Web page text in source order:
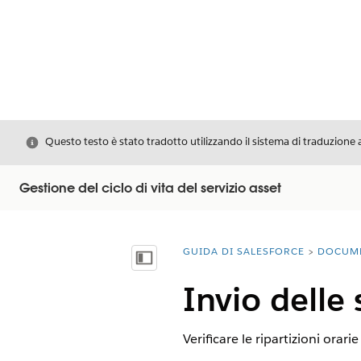
Chiudi
Questo testo è stato tradotto utilizzando il sistema di
Gestione del ciclo di vita del servizio asset
Mostra sommario
Ti trovi qui:
GUIDA DI SALESFORCE
Invio delle
Verificare le ripartizioni